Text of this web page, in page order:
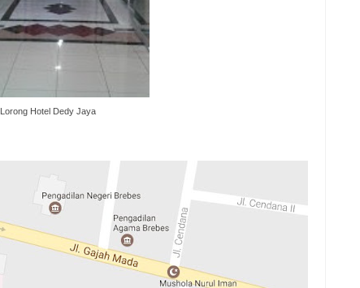
Lorong Hotel Dedy Jaya